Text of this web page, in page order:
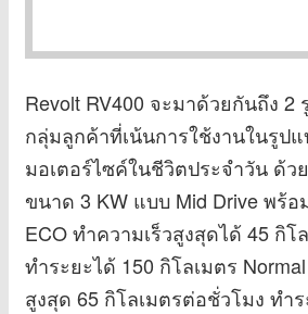
Revolt RV400 จะมาด้วยกันถึง 2
กลุ่มลูกค้าที่เน้นการใช้งานในรูป
มอเตอร์ไซค์ในชีวิตประจำวัน ด้ว
ขนาด 3 KW แบบ Mid Drive พร้
ECO ทำความเร็วสูงสุดได้ 45 กิโ
ทำระยะได้ 150 กิโลเมตร
สูงสุด 65 กิโลเมตรต่อชั่วโมง ทำ